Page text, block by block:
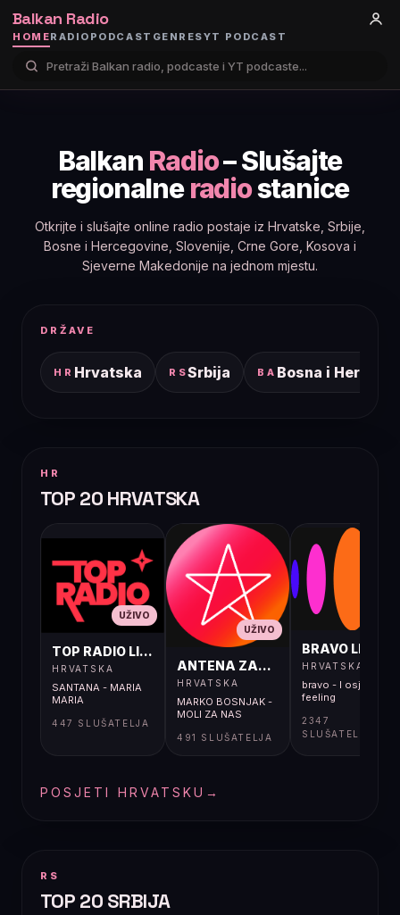
Balkan Radio
HOMERADIO PODCAST GENRESYT PODCAST
Balkan Radio– Slušajte
regionalneradiostanice
Otkrijte i slušajte online radio postaje iz Hrvatske, Srbije,
Bosne i Hercegovine, Slovenije, Crne Gore, Kosova i
Sjeverne Makedonije na jednom mjestu.
DRŽAVE
HR Hrvatska RSSrbija BA Bosna i
HR
TOP 20 HRVATSKA
UŽIVO
TOP RADIO LIVE
HRVATSKA
SANTANA - MARIA
MARIA
447 SLUŠATELJA
UŽIVO
ANTENA ZAGREB LIVE
HRVATSKA
MARKO BOSNJAK -
MOLI ZA NAS
491 SLUŠATELJA
BRAVO LIVE
HRVATSKA
bravo - I osjećaj i
feeling
2347
SLUŠATELJA
POSJETI HRVATSKU →
RS
TOP 20 SRBIJA